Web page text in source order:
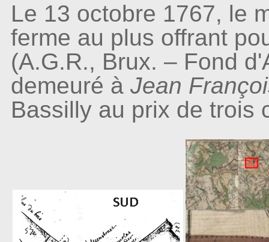
Le 13 octobre 1767, le
ferme au plus offrant
(A.G.R., Brux. – Fond
demeuré à Jean
Bassilly au prix de trois